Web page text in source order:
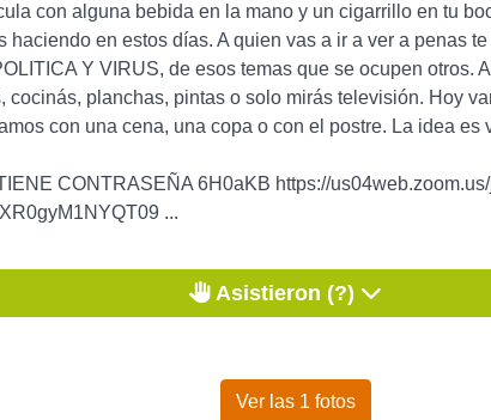
con alguna bebida en la mano y un cigarrillo en tu
haciendo en estos días. A quien vas a ir a ver a penas
Y VIRUS, de esos temas que se ocupen otros.
cocinás, planchas, pintas o solo mirás televisión. Hoy
con una cena, una copa o con el postre. La idea
CONTRASEÑA 6H0aKB https://
...
Asistieron (?)
Ver las 1 fotos